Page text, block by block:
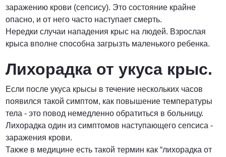
заражению крови (сепсису). Это состояние крайне
опасно, и от него часто наступает смерть.
Нередки случаи нападения крыс на людей. Взрослая
крыса вполне способна загрызть маленького ребенка.
Лихорадка от укуса крыс.
Если после укуса крысы в течение нескольких часов
появился такой симптом, как повышение температуры
тела - это повод немедленно обратиться в больницу.
Лихорадка один из симптомов наступающего сепсиса -
заражения крови.
Также в медицине есть такой термин как “лихорадка от